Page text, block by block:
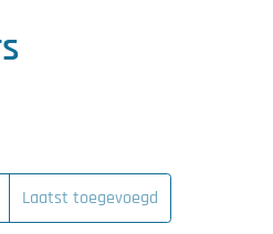
Laatst toegevoegd